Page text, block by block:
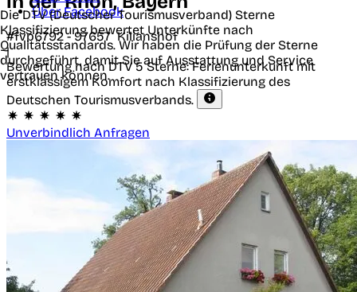
Über Facebook
#fvp6792 -97657 Kilianshof
|
Bewertung nach DTV 5 Sterne: Ferienunterkunft mit
erstklassigem Komfort nach Klassifizierung des
Deutschen Tourismusverbands.
Die DTV (Deutscher Tourismusverband) Sterne
Klassifizierung bewertet Unterkünfte nach
Qualitätsstandards. Wir haben die Prüfung der Sterne
durchgeführt, damit Sie auf Ausstattung und Service
vertrauen können.
Unverbindlich Anfragen